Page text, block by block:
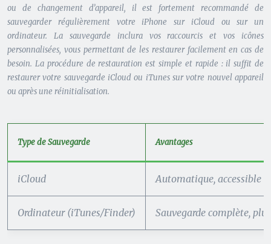
ou de changement d’appareil, il est fortement recommandé de
sauvegarder régulièrement votre iPhone sur iCloud ou sur un
ordinateur. La sauvegarde inclura vos raccourcis et vos icônes
personnalisées, vous permettant de les restaurer facilement en cas de
besoin. La procédure de restauration est simple et rapide : il suffit de
restaurer votre sauvegarde iCloud ou iTunes sur votre nouvel appareil
ou après une réinitialisation.
Type de Sauvegarde Avantages
iCloud Automatique, accessible
Ordinateur (iTunes/Finder) Sauvegarde complète,